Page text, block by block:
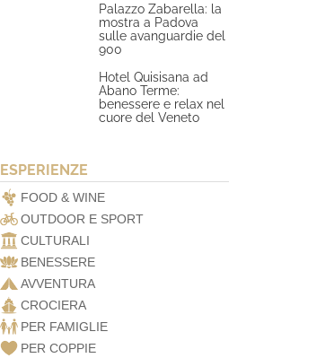
Palazzo Zabarella: la
mostra a Padova
sulle avanguardie del
900
Hotel Quisisana ad
Abano Terme:
benessere e relax nel
cuore del Veneto
ESPERIENZE
FOOD & WINE
OUTDOOR E SPORT
CULTURALI
BENESSERE
AVVENTURA
CROCIERA
PER FAMIGLIE
PER COPPIE